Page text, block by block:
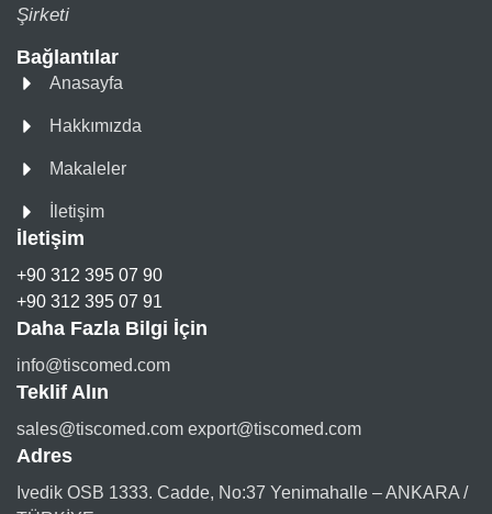
Şirketi
Bağlantılar
Anasayfa
Hakkımızda
Makaleler
İletişim
İletişim
+90 312 395 07 90
+90 312 395 07 91
Daha Fazla Bilgi İçin
info@tiscomed.com
Teklif Alın
sales@tiscomed.com export@tiscomed.com
Adres
Ivedik OSB 1333. Cadde, No:37 Yenimahalle – ANKARA /